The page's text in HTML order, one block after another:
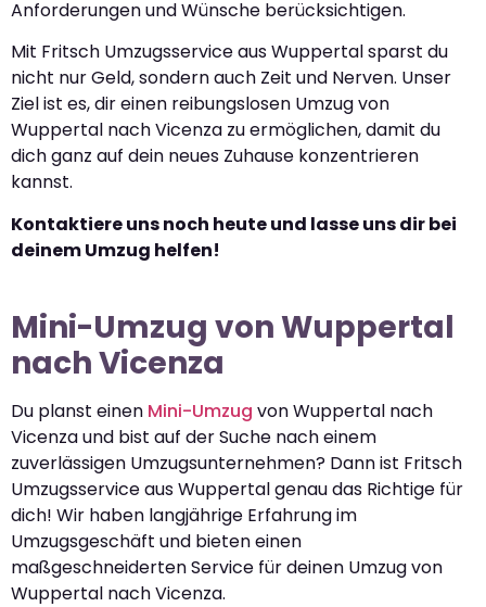
Anforderungen und Wünsche berücksichtigen.
Mit Fritsch Umzugsservice aus Wuppertal sparst du
nicht nur Geld, sondern auch Zeit und Nerven. Unser
Ziel ist es, dir einen reibungslosen Umzug von
Wuppertal nach Vicenza zu ermöglichen, damit du
dich ganz auf dein neues Zuhause konzentrieren
kannst.
Kontaktiere uns noch heute und lasse uns dir bei
deinem Umzug helfen!
Mini-Umzug von Wuppertal
nach Vicenza
Du planst einen Mini-Umzug von Wuppertal nach
Vicenza und bist auf der Suche nach einem
zuverlässigen Umzugsunternehmen? Dann ist Fritsch
Umzugsservice aus Wuppertal genau das Richtige für
dich! Wir haben langjährige Erfahrung im
Umzugsgeschäft und bieten einen
maßgeschneiderten Service für deinen Umzug von
Wuppertal nach Vicenza.